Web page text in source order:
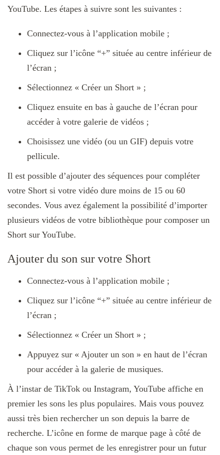
YouTube. Les étapes à suivre sont les suivantes :
Connectez-vous à l’application mobile ;
Cliquez sur l’icône “+” située au centre inférieur de
l’écran ;
Sélectionnez « Créer un Short » ;
Cliquez ensuite en bas à gauche de l’écran pour
accéder à votre galerie de vidéos ;
Choisissez une vidéo (ou un GIF) depuis votre
pellicule.
Il est possible d’ajouter des séquences pour compléter
votre Short si votre vidéo dure moins de 15 ou 60
secondes. Vous avez également la possibilité d’importer
plusieurs vidéos de votre bibliothèque pour composer un
Short sur YouTube.
Ajouter du son sur votre Short
Connectez-vous à l’application mobile ;
Cliquez sur l’icône “+” située au centre inférieur de
l’écran ;
Sélectionnez « Créer un Short » ;
Appuyez sur « Ajouter un son » en haut de l’écran
pour accéder à la galerie de musiques.
À l’instar de TikTok ou Instagram, YouTube affiche en
premier les sons les plus populaires. Mais vous pouvez
aussi très bien rechercher un son depuis la barre de
recherche. L’icône en forme de marque page à côté de
chaque son vous permet de les enregistrer pour un futur